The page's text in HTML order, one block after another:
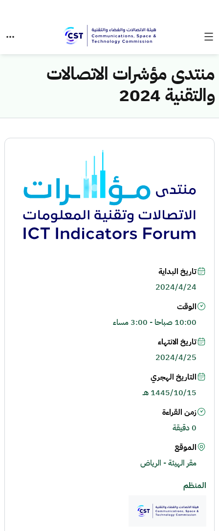
​​منتدى مؤشرات الاتصالات
والتقنية 2024
تاريخ البداية
2024/4/24
الوقت
10:00 صباحا - 3:00 مساء
تاريخ الانتهاء
2024/4/25
التاريخ الهجري
1445/10/15 هـ
زمن القراءة
0 دقيقة
الموقع
مقر الهيئة - الرياض
المنظم